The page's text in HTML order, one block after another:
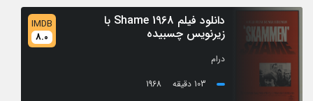
دانلود فیلم Shame 1968 با
زیرنویس چسبیده
IMDB
8.0
درام
103 دقیقه
1968